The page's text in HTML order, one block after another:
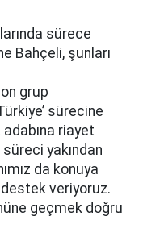
sürece
Bahçeli, şunları
grup
sürecine
riayet
süreci yakından
da konuya
veriyoruz.
geçmek doğru